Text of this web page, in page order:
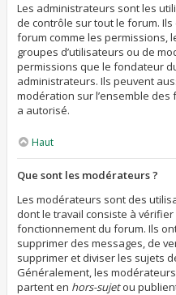
Les administrateurs sont les
de contrôle sur tout le forum.
forum comme les permissions,
groupes d’utilisateurs ou de
permissions que le fondateur
administrateurs. Ils peuvent
modération sur l’ensemble
a autorisé.
Haut
Que sont les modérateurs ?
Les modérateurs sont des
dont le travail consiste à
fonctionnement du forum. Ils
supprimer des messages, de
supprimer et diviser les sujets
Généralement, les
partent en hors-sujetou